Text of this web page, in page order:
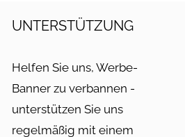
UNTERSTÜTZUNG
Helfen Sie uns, Werbe-
Banner zu verbannen -
unterstützen Sie uns
regelmäßig mit einem